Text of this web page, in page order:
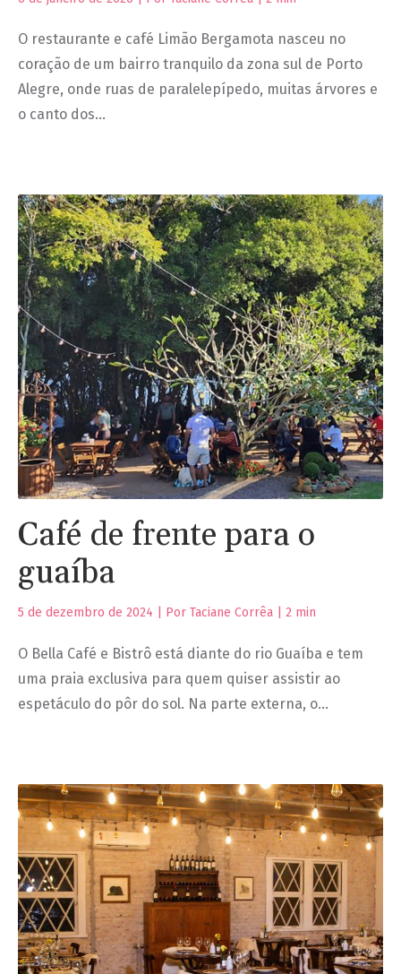
O restaurante e café Limão Bergamota nasceu no
coração de um bairro tranquilo da zona sul de Porto
Alegre, onde ruas de paralelepípedo, muitas árvores e
o canto dos…
Café de frente para o
guaíba
5 de dezembro de 2024 | Por Taciane Corrêa | 2 min
O Bella Café e Bistrô está diante do rio Guaíba e tem
uma praia exclusiva para quem quiser assistir ao
espetáculo do pôr do sol. Na parte externa, o…